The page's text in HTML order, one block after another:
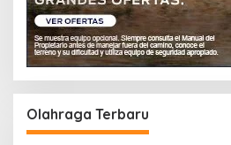
Olahraga Terbaru